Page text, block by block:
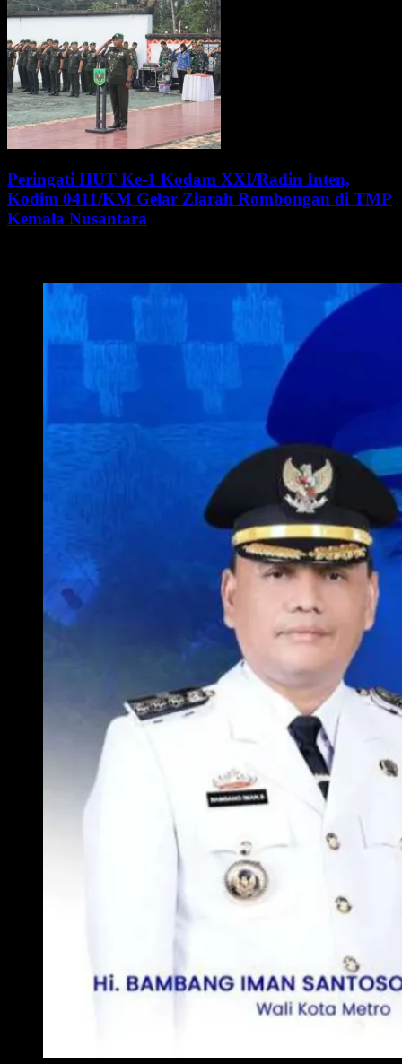
Peringati HUT Ke-1 Kodam XXI/Radin Inten,
Kodim 0411/KM Gelar Ziarah Rombongan di TMP
Kemala Nusantara